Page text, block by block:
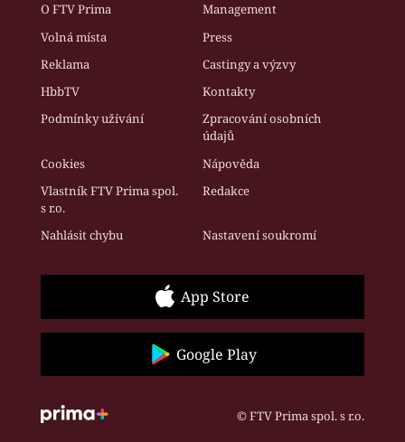
O FTV Prima
Management
Volná místa
Press
Reklama
Castingy a výzvy
HbbTV
Kontakty
Podmínky užívání
Zpracování osobních
údajů
Cookies
Nápověda
Vlastník FTV Prima spol.
s r.o.
Redakce
Nahlásit chybu Nastavení soukromí
App Store
Google Play
© FTV Prima spol. s r.o.